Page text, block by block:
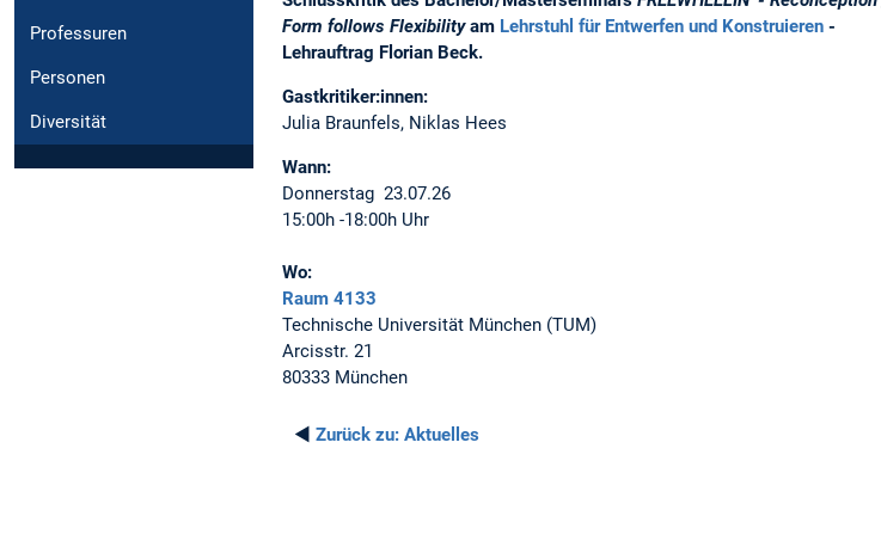
Professuren
Personen
Diversität
Form follows Flexibilityam Lehrstuhl für Entwerfen und Konstruieren -
Lehrauftrag Florian Beck.
Gastkritiker:innen:
Julia Braunfels, Niklas Hees
Wann:
Donnerstag 23.07.26
15:00h -18:00h Uhr
Wo:
Raum 4133
Technische Universität München (TUM)
Arcisstr. 21
80333 München
◄ Zurück zu: Aktuelles